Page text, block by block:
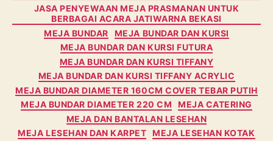
JASA PENYEWAAN MEJA PRASMANAN UNTUK
BERBAGAI ACARA JATIWARNA BEKASI
MEJA BUNDAR
MEJA BUNDAR DAN KURSI
MEJA BUNDAR DAN KURSI FUTURA
MEJA BUNDAR DAN KURSI TIFFANY
MEJA BUNDAR DAN KURSI TIFFANY ACRYLIC
MEJA BUNDAR DIAMETER 160CM COVER TEBAR PUTIH
MEJA BUNDAR DIAMETER 220 CM
MEJA CATERING
MEJA DAN BANTALAN LESEHAN
MEJA LESEHAN DAN KARPET
MEJA LESEHAN KOTAK